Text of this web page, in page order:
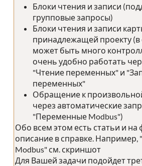
Блоки чтения и записи
групповые запросы)
Блоки чтения и записи
принадлежащей проекту
может быть много
очень удобно работать
"Чтение переменных" и
переменных"
Обращение к
через автоматические
"Переменные Modbus")
Обо всем этом есть статьи и на
описание в справке.
Modbus" см. скриншот
Для Вашей задачи подойдет